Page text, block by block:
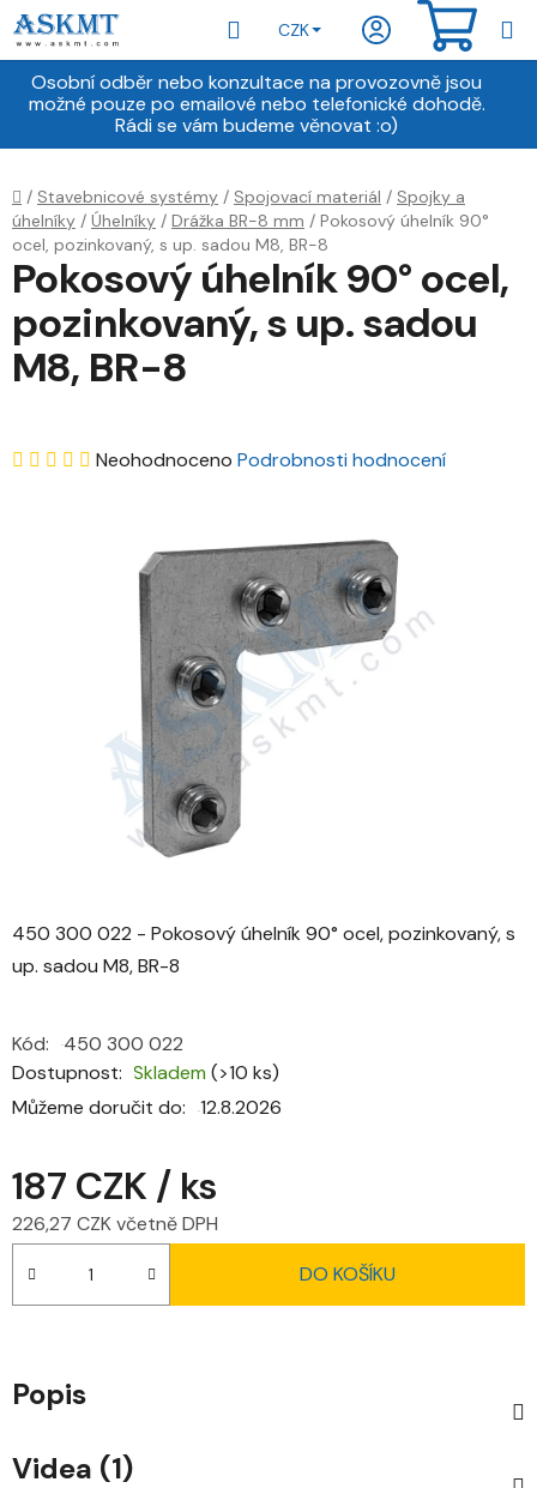
Přejít
na
obsah
Osobní odběr nebo konzultace na provozovně jsou
možné pouze po emailové nebo telefonické dohodě.
Rádi se vám budeme věnovat :o)
Hledat
CZK
Domů
/ Stavebnicové systémy / Spojovací materiál / Spojky a
úhelníky / Úhelníky / Drážka BR-8 mm / Pokosový úhelník 90°
ocel, pozinkovaný, s up. sadou M8, BR-8
450 300 022 - Pokosový úhelník 90° ocel, pozinkovaný, s
up. sadou M8, BR-8
Dostupnost Skladem (>10 ks)
Můžeme doručit do:
12.8.2026
Kód: 450 300 022
187 CZK / ks
226,27 CZK včetně DPH
DO KOŠÍKU
Pokosový úhelník 90° ocel,
pozinkovaný, s up. sadou
M8, BR-8
Průměrné
hvězdiček.
Neohodnoceno Podrobnosti hodnocení
Popis
Videa (1)